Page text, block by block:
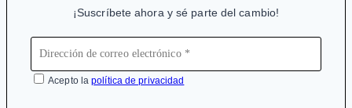
¡Suscríbete ahora y sé parte del cambio!
Acepto lapolítica de privacidad